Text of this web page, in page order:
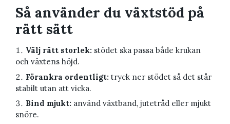
Så använder du växtstöd på
rätt sätt
Välj rätt storlek: stödet ska passa både krukan
och växtens höjd.
Förankra ordentligt: tryck ner stödet så det står
stabilt utan att vicka.
Bind mjukt: använd växtband, jutetråd eller mjukt
snöre.